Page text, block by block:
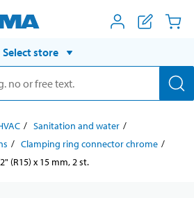
Select store
Sanitation and water
Clamping ring connector chrome
(R15) x 15 mm, 2 st.